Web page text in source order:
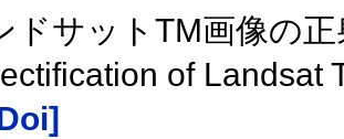
ドサットTM画像の
of Landsat